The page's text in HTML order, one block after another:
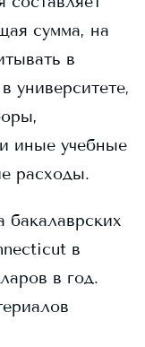
сумма, на
в
университете,
иные учебные
расходы.
бакалаврских
в
в год.